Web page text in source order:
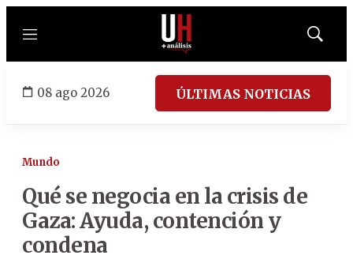
Menú
Mostrar
08 ago 2026 ÚLTIMAS NOTICIAS
Mundo
Qué se negocia en la crisis de
Gaza: Ayuda, contención y
condena